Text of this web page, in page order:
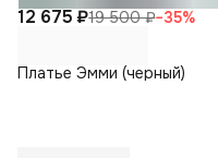
12 675 ₽19 500 ₽−35%
Платье Эмми (черный)